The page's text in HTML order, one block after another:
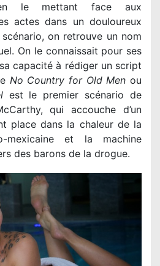
en le mettant face aux
actes dans un douloureux
on retrouve un nom
On le connaissait pour ses
capacité à rédiger un script
No Country for Old Men ou
est le premier scénario de
qui accouche d’un
place dans la chaleur de la
mexicaine et la machine
des barons de la drogue.